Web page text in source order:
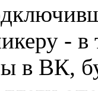
-
в ВК,